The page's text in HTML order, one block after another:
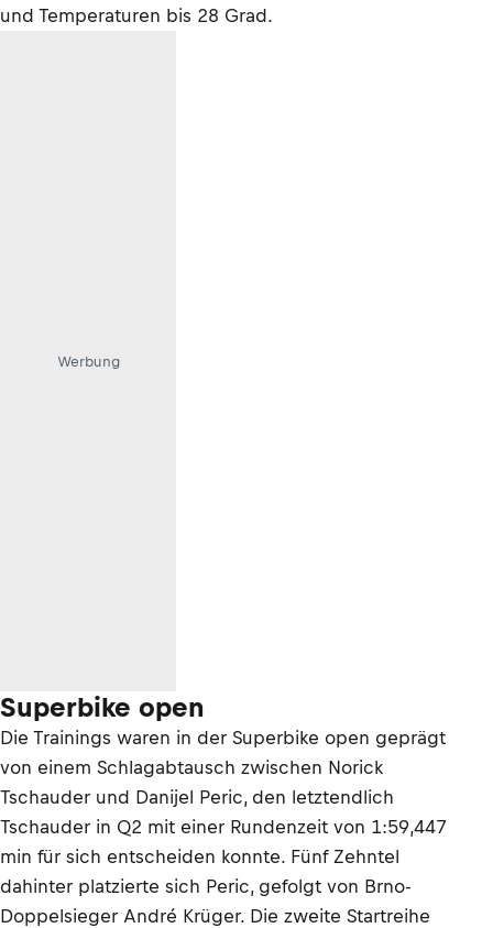
und Temperaturen bis 28 Grad.
Werbung
Superbike open
Die Trainings waren in der Superbike open geprägt
von einem Schlagabtausch zwischen Norick
Tschauder und Danijel Peric, den letztendlich
Tschauder in Q2 mit einer Rundenzeit von 1:59,447
min für sich entscheiden konnte. Fünf Zehntel
dahinter platzierte sich Peric, gefolgt von Brno-
Doppelsieger André Krüger. Die zweite Startreihe